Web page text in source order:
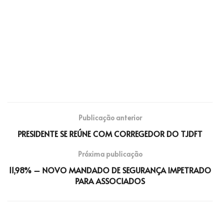
Publicação anterior
PRESIDENTE SE REÚNE COM CORREGEDOR DO TJDFT
Próxima publicação
11,98% – NOVO MANDADO DE SEGURANÇA IMPETRADO
PARA ASSOCIADOS